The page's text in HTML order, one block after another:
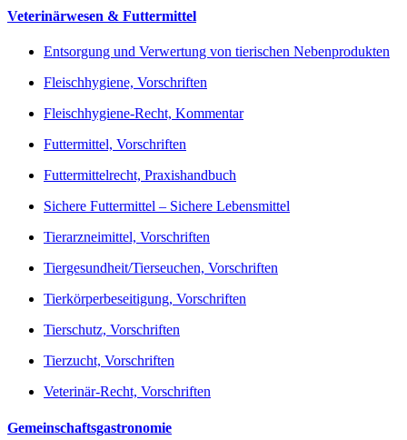
Veterinärwesen & Futtermittel
Entsorgung und Verwertung von tierischen Nebenprodukten
Fleischhygiene, Vorschriften
Fleischhygiene-Recht, Kommentar
Futtermittel, Vorschriften
Futtermittelrecht, Praxishandbuch
Sichere Futtermittel – Sichere Lebensmittel
Tierarzneimittel, Vorschriften
Tiergesundheit/Tierseuchen, Vorschriften
Tierkörperbeseitigung, Vorschriften
Tierschutz, Vorschriften
Tierzucht, Vorschriften
Veterinär-Recht, Vorschriften
Gemeinschaftsgastronomie